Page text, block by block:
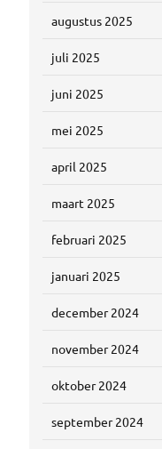
augustus 2025
juli 2025
juni 2025
mei 2025
april 2025
maart 2025
februari 2025
januari 2025
december 2024
november 2024
oktober 2024
september 2024